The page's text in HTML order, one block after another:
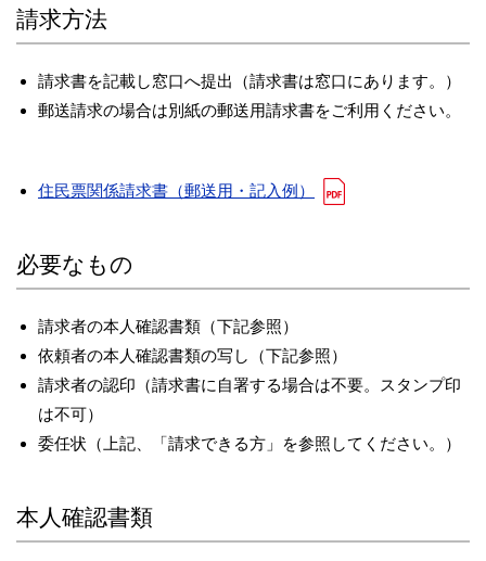
請求方法
請求書を記載し窓口へ提出（請求書は窓口にあります。）
郵送請求の場合は別紙の郵送用請求書をご利用ください。
住民票関係請求書（郵送用・記入例）
必要なもの
請求者の本人確認書類（下記参照）
依頼者の本人確認書類の写し（下記参照）
請求者の認印（請求書に自署する場合は不要。スタンプ印
は不可）
委任状（上記、「請求できる方」を参照してください。）
本人確認書類